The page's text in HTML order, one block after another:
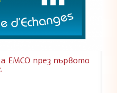
ЕМСО през първото